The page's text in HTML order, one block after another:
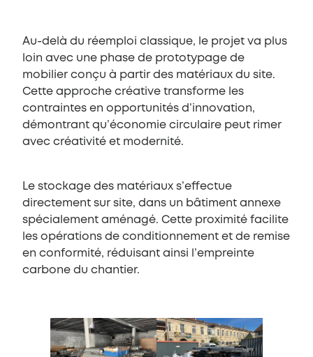
Au-delà du réemploi classique, le projet va plus
loin avec une phase de prototypage de
mobilier conçu à partir des matériaux du site.
Cette approche créative transforme les
contraintes en opportunités d’innovation,
démontrant qu’économie circulaire peut rimer
avec créativité et modernité.
Le stockage des matériaux s’effectue
directement sur site, dans un bâtiment annexe
spécialement aménagé. Cette proximité facilite
les opérations de conditionnement et de remise
en conformité, réduisant ainsi l’empreinte
carbone du chantier.